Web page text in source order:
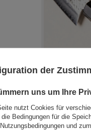
Aka Tori
54,63 € / stk.
der
uns um Ihre
nutzt Cookies für
Bedingungen für die
und